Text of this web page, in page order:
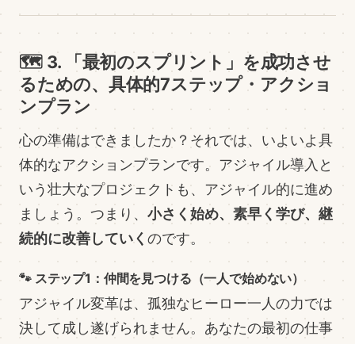
🗺️ 3. 「最初のスプリント」を成功させ
るための、具体的7ステップ・アクショ
ンプラン
心の準備はできましたか？それでは、いよいよ具
体的なアクションプランです。アジャイル導入と
いう壮大なプロジェクトも、アジャイル的に進め
ましょう。つまり、 小さく始め、素早く学び、継
続的に改善していく のです。
🐾 ステップ1：仲間を見つける（一人で始めない）
アジャイル変革は、孤独なヒーロー一人の力では
決して成し遂げられません。あなたの最初の仕事